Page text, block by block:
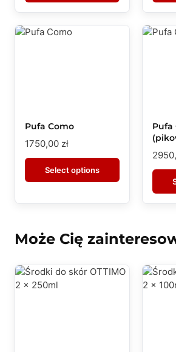
Pufa Como
1750,00 zł
Select options
Pufa
Może Cię